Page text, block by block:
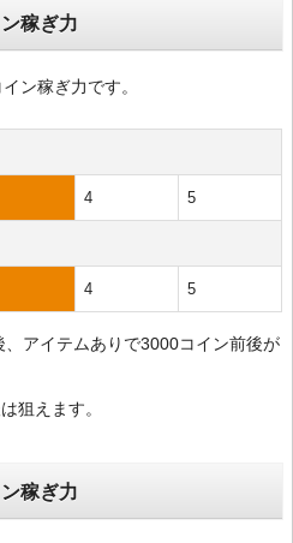
稼ぎ力
ン稼ぎ力です。
4 5
4 5
アイテムありで3000コイン前後が
狙えます。
稼ぎ力